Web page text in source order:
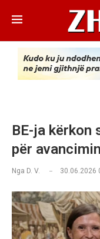
BE-ja
për
Nga D. V. 30.06.2026